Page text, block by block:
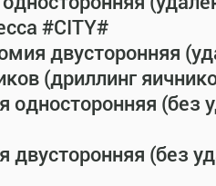
#CITY#
двусторонняя
(дриллинг
односторонняя (без
двусторонняя (без